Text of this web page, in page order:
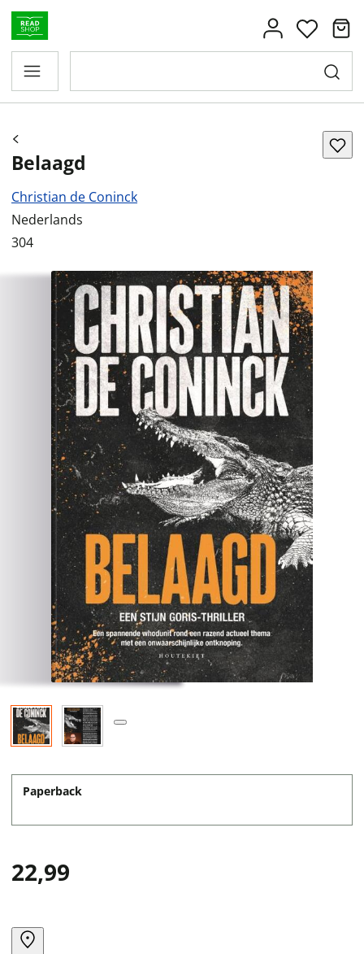
Belaagd
Christian de Coninck
Nederlands
304
Paperback
22,99